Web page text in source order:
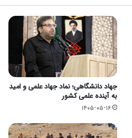
جهاد دانشگاهی؛ نماد جهاد علمی و امید
به آینده علمی کشور
۱۴۰۵-۰۵-۱۶